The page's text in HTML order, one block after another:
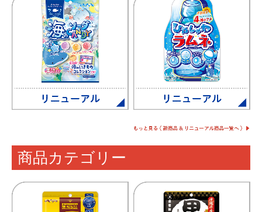
ダイエットココア ブランドサイト
実熟者ですが。ブランドサイト
皮いいでしょ？ ブランドサイト
いたわりプラスブランドサイト
ジュースキャンデー ブランドサイト
幻の柑橘 直七シリーズ ブランドサイト
商品カテゴリー